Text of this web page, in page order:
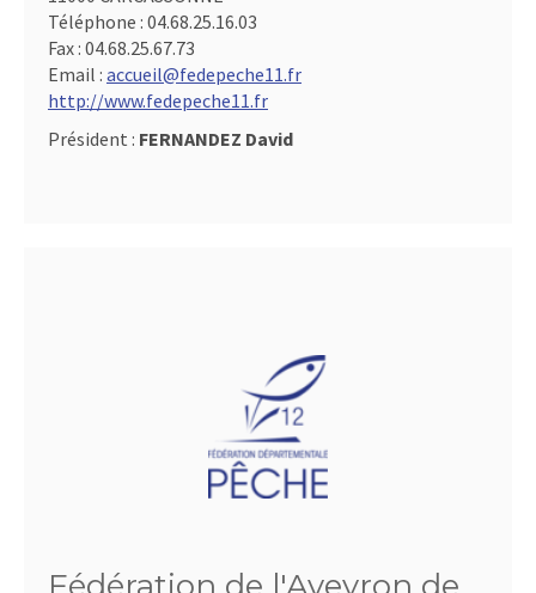
Téléphone : 04.68.25.16.03
Fax : 04.68.25.67.73
Email : accueil@fedepeche11.fr
http://www.fedepeche11.fr
Président : FERNANDEZ David